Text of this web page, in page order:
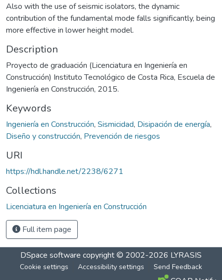
Also with the use of seismic isolators, the dynamic
contribution of the fundamental mode falls significantly, being
more effective in lower height model.
Description
Proyecto de graduación (Licenciatura en Ingeniería en
Construcción) Instituto Tecnológico de Costa Rica, Escuela de
Ingeniería en Construcción, 2015.
Keywords
Ingeniería en Construcción, Sismicidad, Disipación de energía,
Diseño y construcción, Prevención de riesgos
URI
https://hdl.handle.net/2238/6271
Collections
Licenciatura en Ingeniería en Construcción
Full item page
DSpace software copyright © 2002-2026 LYRASIS
Cookie settings Accessibility settings Send Feedback